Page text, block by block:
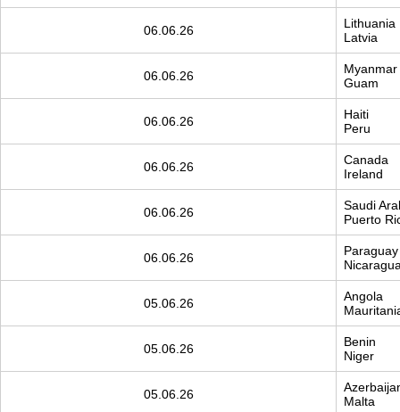
06.06.26
Lithuania
Latvia
06.06.26
Myanmar
Guam
06.06.26
Haiti
Peru
06.06.26
Canada
Ireland
06.06.26
Saudi
Puerto
06.06.26
Paraguay
Nicaragua
05.06.26
Angola
05.06.26
Benin
Niger
05.06.26
Malta